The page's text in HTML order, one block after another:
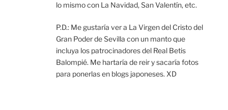
lo mismo con La Navidad, San Valentín, etc.
P.D.: Me gustaría ver a La Virgen del Cristo del
Gran Poder de Sevilla con un manto que
incluya los patrocinadores del Real Betis
Balompié. Me hartaría de reir y sacaría fotos
para ponerlas en blogs japoneses. XD